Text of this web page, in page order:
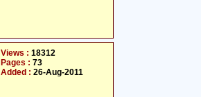
Views : 18312
Pages : 73
Added : 26-Aug-2011